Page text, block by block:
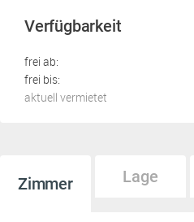
Verfügbarkeit
frei ab:
frei bis:
aktuell vermietet
Zimmer Lage